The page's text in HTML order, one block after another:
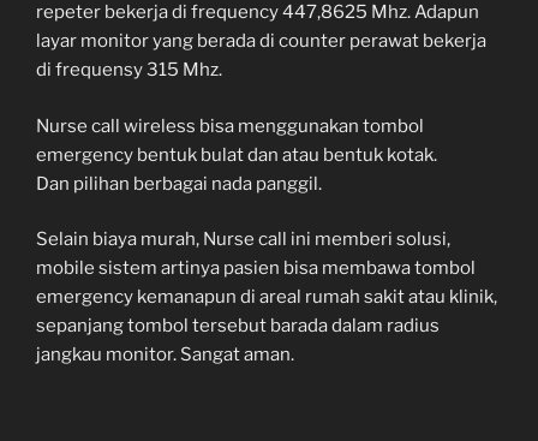
repeter bekerja di frequency 447,8625 Mhz. Adapun
layar monitor yang berada di counter perawat bekerja
di frequensy 315 Mhz.
Nurse call wireless bisa menggunakan tombol
emergency bentuk bulat dan atau bentuk kotak.
Dan pilihan berbagai nada panggil.
Selain biaya murah, Nurse call ini memberi solusi,
mobile sistem artinya pasien bisa membawa tombol
emergency kemanapun di areal rumah sakit atau klinik,
sepanjang tombol tersebut barada dalam radius
jangkau monitor. Sangat aman.